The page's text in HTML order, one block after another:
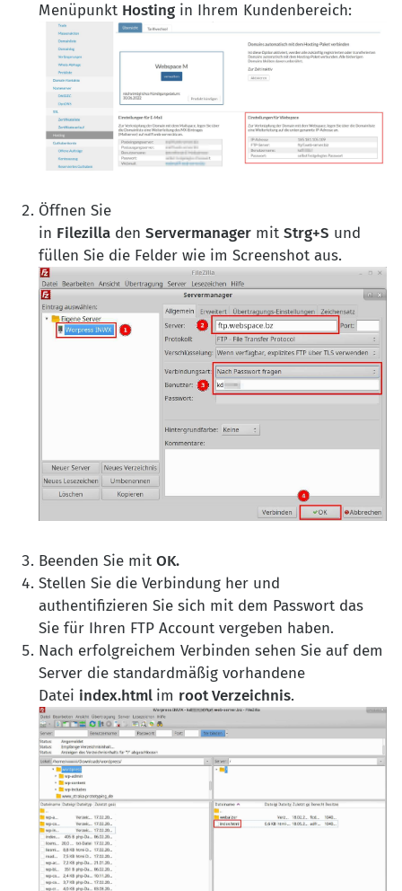
Menüpunkt Hostingin Ihrem Kundenbereich:
Öffnen Sie
in Filezilladen Servermanagermit Strg+S und
füllen Sie die Felder wie im Screenshot aus.
Beenden Sie mit OK.
Stellen Sie die Verbindung her und
authentifizieren Sie sich mit dem Passwort das
Sie für Ihren FTP Account vergeben haben.
Nach erfolgreichem Verbinden sehen Sie auf dem
Server die standardmäßig vorhandene
Datei index.html im root Verzeichnis.